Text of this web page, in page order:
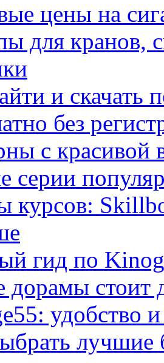
цены на
для кранов,
и
без
с красивой
серии
курсов:
гид по
дорамы стоит
удобство